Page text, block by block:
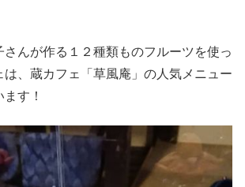
さんが作る１２種類ものフルーツを使っ
は、蔵カフェ「草風庵」の人気メニュー
す！